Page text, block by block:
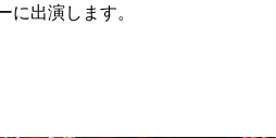
に出演します。